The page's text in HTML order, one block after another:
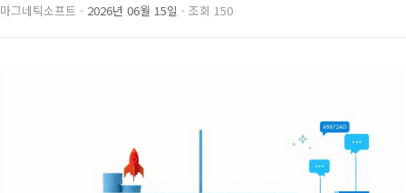
마그네틱소프트 · 2026년 06월 15일 · 조회 150